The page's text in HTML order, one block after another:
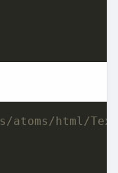
atoms/html/